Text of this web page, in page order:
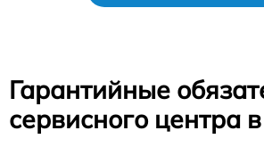
Гарантийные
сервисного центра